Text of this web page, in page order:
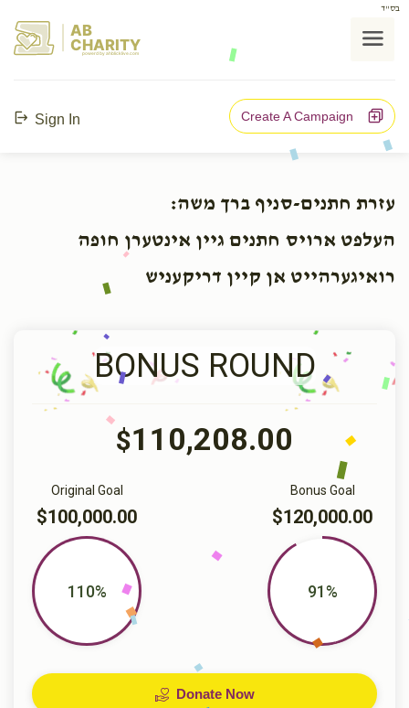
בס"ד
AB
CHARITY
powerd by ahblicklive.com
Sign In Create A Campaign
עזרת חתנים-סניף ברך משה:
העלפט ארויס חתנים גיין אינטערן חופה
רואיגערהייט אן קיין דריקעניש
BONUS ROUND
$110,208.00
Bonus Goal
$120,000.00
91%
Original Goal
$100,000.00
110%
Donate Now